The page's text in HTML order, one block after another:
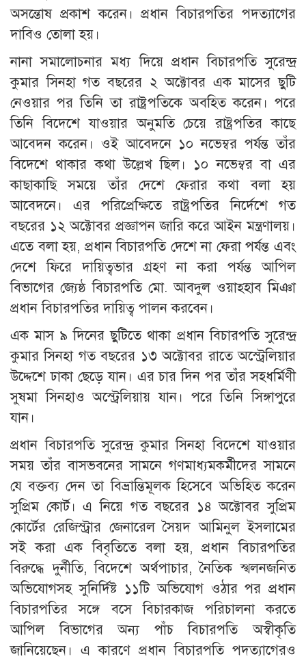
অসন্তোষ প্রকাশ করেন। প্রধান বিচারপতির পদত্যাগের
দাবিও তোলা হয়।
নানা সমালোচনার মধ্য দিয়ে প্রধান বিচারপতি সুরেন্দ্র
কুমার সিনহা গত বছরের ২ অক্টোবর এক মাসের ছুটি
নেওয়ার পর তিনি তা রাষ্ট্রপতিকে অবহিত করেন। পরে
তিনি বিদেশে যাওয়ার অনুমতি চেয়ে রাষ্ট্রপতির কাছে
আবেদন করেন। ওই আবেদনে ১০ নভেম্বর পর্যন্ত তাঁর
বিদেশে থাকার কথা উল্লেখ ছিল। ১০ নভেম্বর বা এর
কাছাকাছি সময়ে তাঁর দেশে ফেরার কথা বলা হয়
আবেদনে। এর পরিপ্রেক্ষিতে রাষ্ট্রপতির নির্দেশে গত
বছরের ১২ অক্টোবর প্রজ্ঞাপন জারি করে আইন মন্ত্রণালয়।
এতে বলা হয়, প্রধান বিচারপতি দেশে না ফেরা পর্যন্ত এবং
দেশে ফিরে দায়িত্বভার গ্রহণ না করা পর্যন্ত আপিল
বিভাগের জ্যেষ্ঠ বিচারপতি মো. আবদুল ওয়াহ্হাব মিঞা
প্রধান বিচারপতির দায়িত্ব পালন করবেন।
এক মাস ৯ দিনের ছুটিতে থাকা প্রধান বিচারপতি সুরেন্দ্র
কুমার সিনহা গত বছরের ১৩ অক্টোবর রাতে অস্ট্রেলিয়ার
উদ্দেশে ঢাকা ছেড়ে যান। এর চার দিন পর তাঁর সহধর্মিণী
সুষমা সিনহাও অস্ট্রেলিয়ায় যান। পরে তিনি সিঙ্গাপুরে
যান।
প্রধান বিচারপতি সুরেন্দ্র কুমার সিনহা বিদেশে যাওয়ার
সময় তাঁর বাসভবনের সামনে গণমাধ্যমকর্মীদের সামনে
যে বক্তব্য দেন তা বিভ্রান্তিমূলক হিসেবে অভিহিত করেন
সুপ্রিম কোর্ট। এ নিয়ে গত বছরের ১৪ অক্টোবর সুপ্রিম
কোর্টের রেজিস্ট্রার জেনারেল সৈয়দ আমিনুল ইসলামের
সই করা এক বিবৃতিতে বলা হয়, প্রধান বিচারপতির
বিরুদ্ধে দুর্নীতি, বিদেশে অর্থপাচার, নৈতিক স্খলনজনিত
অভিযোগসহ সুনির্দিষ্ট ১১টি অভিযোগ ওঠার পর প্রধান
বিচারপতির সঙ্গে বসে বিচারকাজ পরিচালনা করতে
আপিল বিভাগের অন্য পাঁচ বিচারপতি অস্বীকৃতি
জানিয়েছেন। এ কারণে প্রধান বিচারপতি পদত্যাগেরও